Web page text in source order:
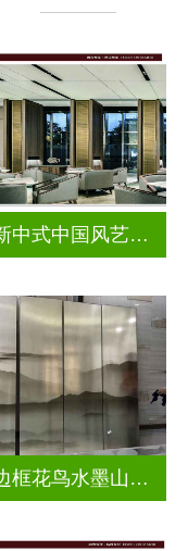
超大新中式中国风艺术水墨山水画玻璃
古典边框花鸟水墨山水画玻璃